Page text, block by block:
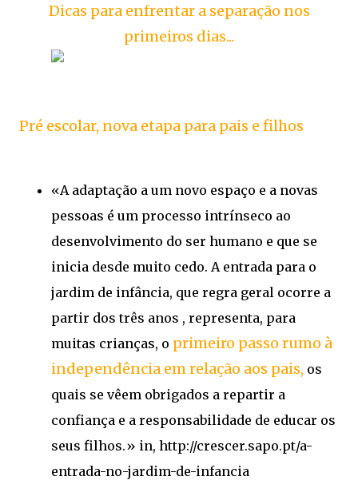
Dicas para enfrentar a separação nos
primeiros dias...
Pré escolar, nova etapa para pais e filhos
«A adaptação a um novo espaço e a novas
pessoas é um processo intrínseco ao
desenvolvimento do ser humano e que se
inicia desde muito cedo. A entrada para o
jardim de infância, que regra geral ocorre a
partir dos três anos , representa, para
muitas crianças, o primeiro passo rumo à
independência em relação aos pais, os
quais se vêem obrigados a repartir a
confiança e a responsabilidade de educar os
seus filhos.» in, http://crescer.sapo.pt/a-
entrada-no-jardim-de-infancia